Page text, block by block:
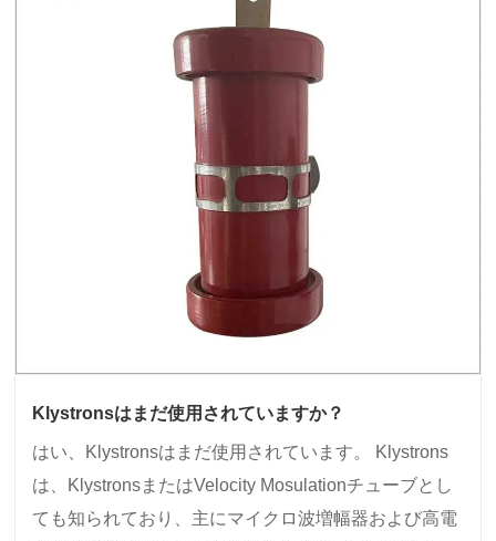
Klystronsはまだ使用されていますか？
はい、Klystronsはまだ使用されています。 Klystrons
は、KlystronsまたはVelocity Mosulationチューブとし
ても知られており、主にマイクロ波増幅器および高電